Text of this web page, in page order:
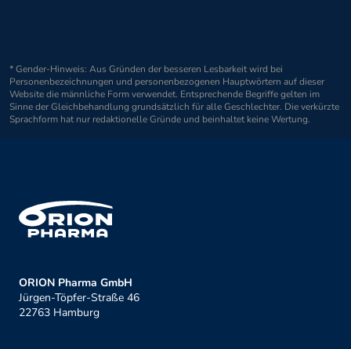
* Gender-Hinweis: Aus Gründen der besseren Lesbarkeit wird bei
Personenbezeichnungen und personenbezogenen Hauptwörtern auf dieser
Website die männliche Form verwendet. Entsprechende Begriffe gelten im
Sinne der Gleichbehandlung grundsätzlich für alle Geschlechter. Die verkürzte
Sprachform hat nur redaktionelle Gründe und beinhaltet keine Wertung.
ORION Pharma GmbH
Jürgen-Töpfer-Straße 46
22763 Hamburg